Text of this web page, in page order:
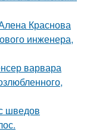
Краснова
инженера,
варвара
шведов